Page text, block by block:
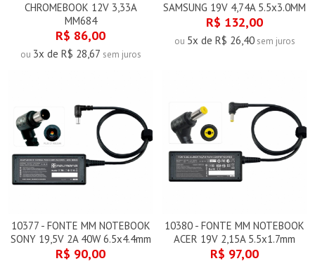
CHROMEBOOK 12V 3,33A
MM684
R$ 86,00
ou 3x de R$ 28,67 sem juros
SAMSUNG 19V 4,74A 5.5x3.0MM
R$ 132,00
ou 5x de R$ 26,40sem juros
10377 - FONTE MM NOTEBOOK
SONY 19,5V 2A 40W 6.5x4.4mm
R$ 90,00
10380 - FONTE MM NOTEBOOK
ACER 19V 2,15A 5.5x1.7mm
R$ 97,00